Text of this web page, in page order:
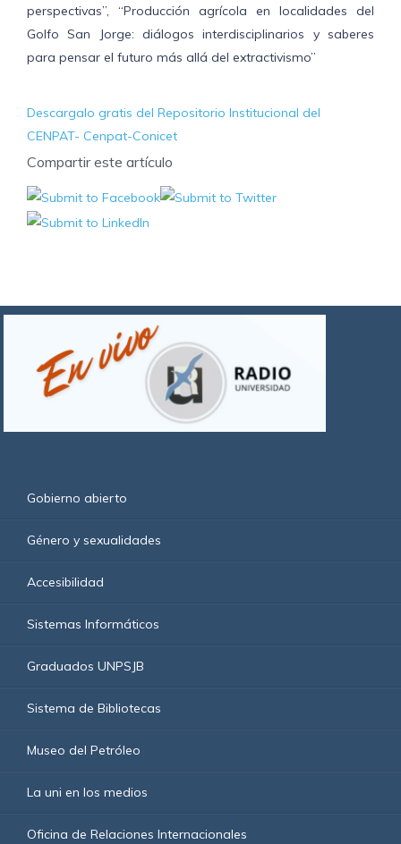
perspectivas”, “Producción agrícola en localidades del
Golfo San Jorge: diálogos interdisciplinarios y saberes
para pensar el futuro más allá del extractivismo”
Descargalo gratis del Repositorio Institucional del
CENPAT- Cenpat-Conicet
Compartir este artículo
Gobierno abierto
Género y sexualidades
Accesibilidad
Sistemas Informáticos
Graduados UNPSJB
Sistema de Bibliotecas
Museo del Petróleo
La uni en los medios
Oficina de Relaciones Internacionales